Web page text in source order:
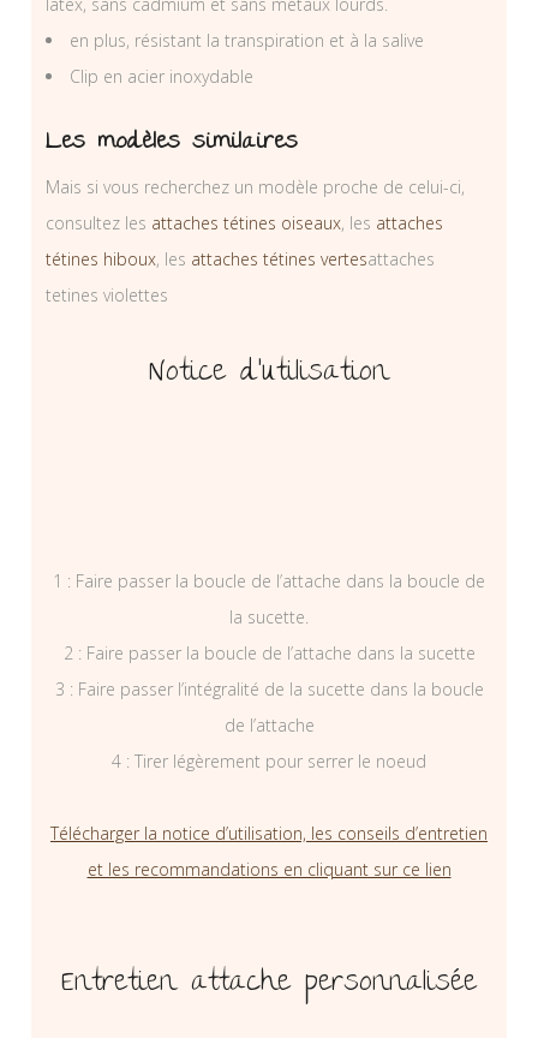
en plus, résistant la transpiration et à la salive
Clip en acier inoxydable
Les modèles similaires
Mais si vous recherchez un modèle proche de celui-ci,
consultez les attaches tétines oiseaux, les attaches
tétines hiboux, les attaches tétines vertesattaches
tetines violettes
Notice d’utilisation
1 : Faire passer la boucle de l’attache dans la boucle de
la sucette.
2 : Faire passer la boucle de l’attache dans la sucette
3 : Faire passer l’intégralité de la sucette dans la boucle
de l’attache
4 : Tirer légèrement pour serrer le noeud
Télécharger la notice d’utilisation, les conseils d’entretien
et les recommandations en cliquant sur ce lien
Entretien attache personnalisée